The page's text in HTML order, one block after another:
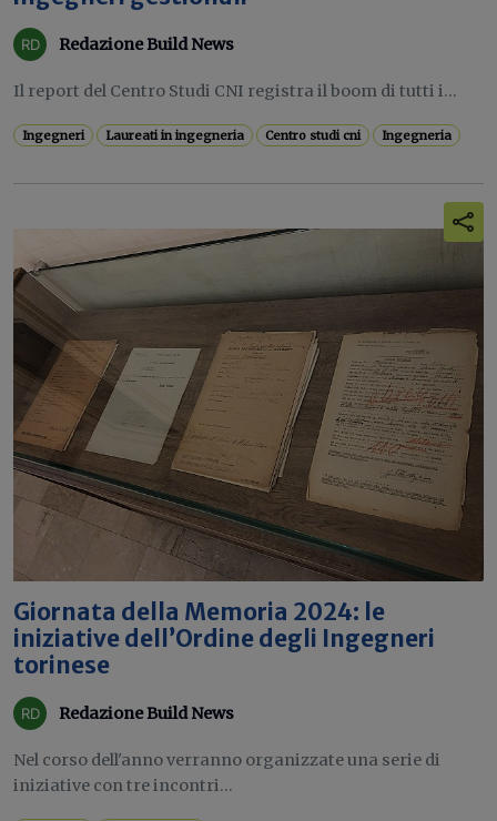
Redazione Build News
Il report del Centro Studi CNI registra il boom di tutti i...
Ingegneri Laureati in ingegneria Centro studi cni Ingegneria
Giornata della Memoria 2024: le
iniziative dell’Ordine degli Ingegneri
torinese
Redazione Build News
Nel corso dell'anno verranno organizzate una serie di
iniziative con tre incontri...